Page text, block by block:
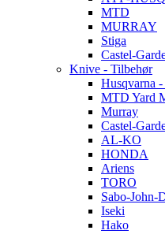
MTD
MURRAY
Stiga
Castel-
Knive - Tilbehør
Husqvarna
MTD Yard
Murray
Castel-
AL-KO
HONDA
Ariens
TORO
Sabo-John-
Iseki
Hako